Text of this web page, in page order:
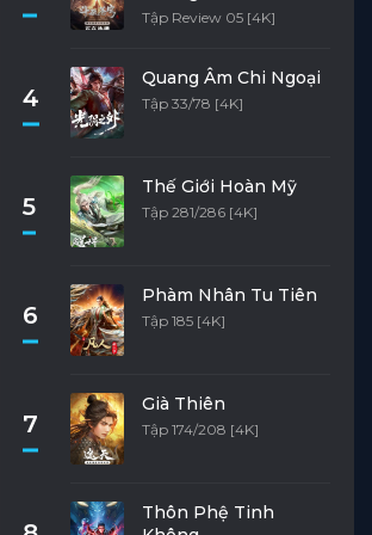
Tập Review 05 [4K]
4
Quang Âm Chi Ngoại
Tập 33/78 [4K]
5
Thế Giới Hoàn Mỹ
Tập 281/286 [4K]
6
Phàm Nhân Tu Tiên
Tập 185 [4K]
7
Già Thiên
Tập 174/208 [4K]
Thôn Phệ Tinh